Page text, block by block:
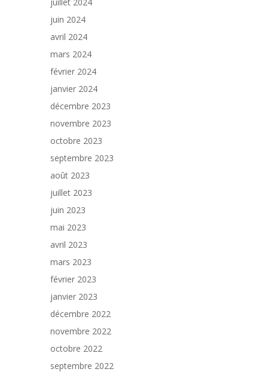
juin 2024
avril 2024
mars 2024
février 2024
janvier 2024
décembre 2023
novembre 2023
octobre 2023
septembre 2023
août 2023
juillet 2023
juin 2023
mai 2023
avril 2023
mars 2023
février 2023
janvier 2023
décembre 2022
novembre 2022
octobre 2022
septembre 2022